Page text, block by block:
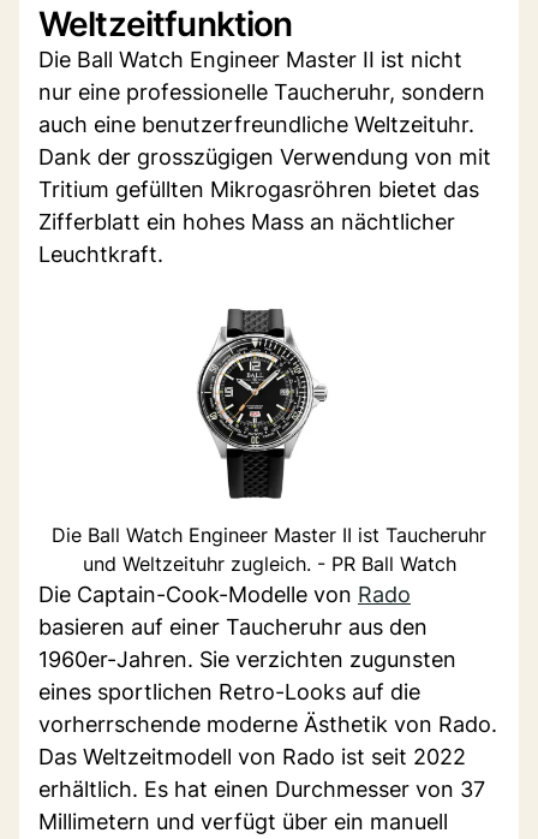
Weltzeitfunktion
Die Ball Watch Engineer Master II ist nicht
nur eine professionelle Taucheruhr, sondern
auch eine benutzerfreundliche Weltzeituhr.
Dank der grosszügigen Verwendung von mit
Tritium gefüllten Mikrogasröhren bietet das
Zifferblatt ein hohes Mass an nächtlicher
Leuchtkraft.
Die Ball Watch Engineer Master II ist Taucheruhr
und Weltzeituhr zugleich. - PR Ball Watch
Die Captain-Cook-Modelle von Rado
basieren auf einer Taucheruhr aus den
1960er-Jahren. Sie verzichten zugunsten
eines sportlichen Retro-Looks auf die
vorherrschende moderne Ästhetik von Rado.
Das Weltzeitmodell von Rado ist seit 2022
erhältlich. Es hat einen Durchmesser von 37
Millimetern und verfügt über ein manuell